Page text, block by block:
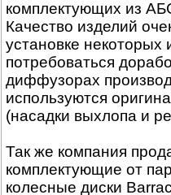
комплектующих из
Качество изделий
установке некоторых
потребоваться
диффузорах
используются
(насадки выхлопа и
Так же компания
комплектующие от
колесные диски